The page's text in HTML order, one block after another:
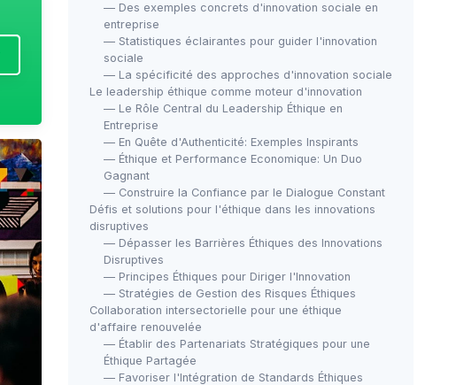
— Des exemples concrets d'innovation sociale en
entreprise
— Statistiques éclairantes pour guider l'innovation
sociale
— La spécificité des approches d'innovation sociale
Le leadership éthique comme moteur d'innovation
— Le Rôle Central du Leadership Éthique en
Entreprise
— En Quête d'Authenticité: Exemples Inspirants
— Éthique et Performance Economique: Un Duo
Gagnant
— Construire la Confiance par le Dialogue Constant
Défis et solutions pour l'éthique dans les innovations
disruptives
— Dépasser les Barrières Éthiques des Innovations
Disruptives
— Principes Éthiques pour Diriger l'Innovation
— Stratégies de Gestion des Risques Éthiques
Collaboration intersectorielle pour une éthique
d'affaire renouvelée
— Établir des Partenariats Stratégiques pour une
Éthique Partagée
— Favoriser l'Intégration de Standards Éthiques